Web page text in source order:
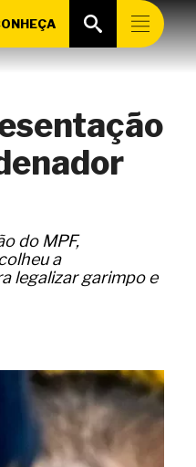
do MPF,
a
legalizar garimpo e